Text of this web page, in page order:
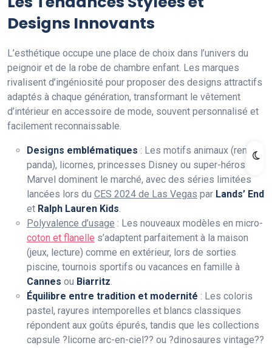
Designs Innovants
L’esthétique occupe une place de choix dans l’univers du
peignoir et de la robe de chambre enfant. Les marques
rivalisent d’ingéniosité pour proposer des designs attractifs
adaptés à chaque génération, transformant le vêtement
d’intérieur en accessoire de mode, souvent personnalisé et
facilement reconnaissable.
Designs emblématiques : Les motifs animaux (renard,
panda), licornes, princesses Disney ou super-héros
Marvel dominent le marché, avec des séries limitées
lancées lors du CES 2024 de Las Vegas par Lands’ End
et Ralph Lauren Kids.
Polyvalence d’usage : Les nouveaux modèles en micro-
coton et flanelle s’adaptent parfaitement à la maison
(jeux, lecture) comme en extérieur, lors de sorties
piscine, tournois sportifs ou vacances en famille à
Cannes ou Biarritz.
Équilibre entre tradition et modernité : Les coloris
pastel, rayures intemporelles et blancs classiques
répondent aux goûts épurés, tandis que les collections
capsule ?licorne arc-en-ciel?? ou ?dinosaures vintage??